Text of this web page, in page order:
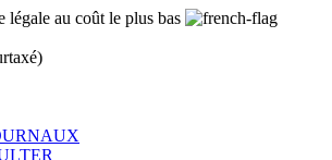
légale au coût le plus bas